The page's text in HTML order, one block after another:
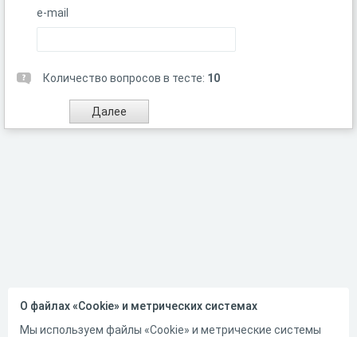
e-mail
Количество вопросов в тесте: 10
О файлах «Cookie» и метрических системах
Мы используем файлы «Cookie» и метрические системы